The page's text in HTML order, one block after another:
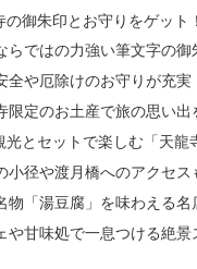
の御朱印とお守りをゲット！
らではの力強い筆文字の御
全や厄除けのお守りが充実
限定のお土産で旅の思い出
光とセットで楽しむ「天龍
小径や渡月橋へのアクセス
物「湯豆腐」を味わえる名
や甘味処で一息つける絶景